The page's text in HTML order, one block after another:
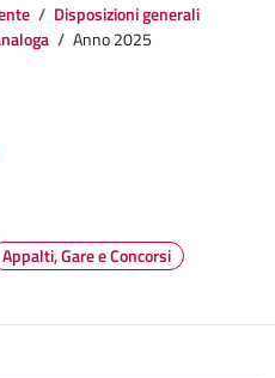
/ Disposizioni generali
/ Anno 2025
Appalti, Gare e Concorsi